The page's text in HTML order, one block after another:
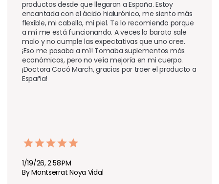
productos desde que llegaron a España. Estoy
encantada con el ácido hialurónico, me siento más
flexible, mi cabello, mi piel. Te lo recomiendo porque
a mí me está funcionando. A veces lo barato sale
malo y no cumple las expectativas que uno cree.
¡Eso me pasaba a mí! Tomaba suplementos más
económicos, pero no veía mejoría en mi cuerpo.
¡Doctora Cocó March, gracias por traer el producto a
España!
1/19/26, 2:58 PM
By Montserrat Noya Vidal